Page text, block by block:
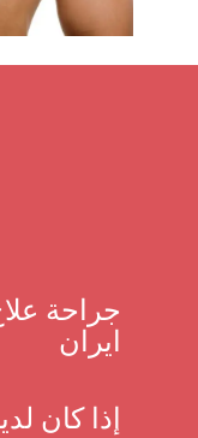
جراحة
ايران
إذا كان